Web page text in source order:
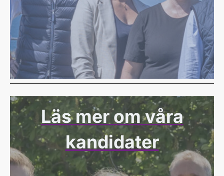
Läs mer om våra
kandidater